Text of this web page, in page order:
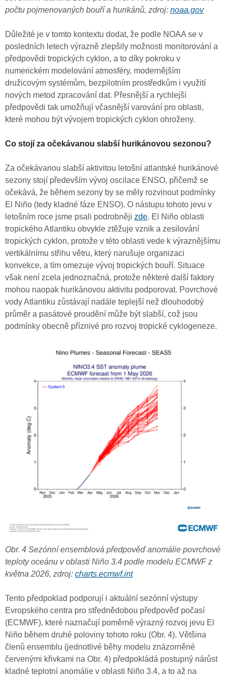
počtu pojmenovaných bouří a hurikánů, zdroj: noaa.gov
Důležité je v tomto kontextu dodat, že podle NOAA se v
posledních letech výrazně zlepšily možnosti monitorování a
předpovědi tropických cyklon, a to díky pokroku v
numerickém modelování atmosféry, modernějším
družicovým systémům, bezpilotním prostředkům i využití
nových metod zpracování dat. Přesnější a rychlejší
předpovědi tak umožňují včasnější varování pro oblasti,
které mohou být vývojem tropických cyklon ohroženy.
Co stojí za očekávanou slabší hurikánovou sezonou?
Za očekávanou slabší aktivitou letošní atlantské hurikánové
sezony stojí především vývoj oscilace ENSO, přičemž se
očekává, že během sezony by se měly rozvinout podmínky
El Niño (tedy kladné fáze ENSO). O nástupu tohoto jevu v
letošním roce jsme psali podrobněji zde. El Niño oblasti
tropického Atlantiku obvykle ztěžuje vznik a zesilování
tropických cyklon, protože v této oblasti vede k výraznějšímu
vertikálnímu střihu větru, který narušuje organizaci
konvekce, a tím omezuje vývoj tropických bouří. Situace
však není zcela jednoznačná, protože některé další faktory
mohou naopak hurikánovou aktivitu podporovat. Povrchové
vody Atlantiku zůstávají nadále teplejší než dlouhodobý
průměr a pasátové proudění může být slabší, což jsou
podmínky obecně příznivé pro rozvoj tropické cyklogeneze.
Obr. 4 Sezónní ensemblová předpověď anomálie povrchové
teploty oceánu v oblasti Niño 3.4 podle modelu ECMWF z
května 2026, zdroj: charts.ecmwf.int
Tento předpoklad podporují i aktuální sezónní výstupy
Evropského centra pro střednědobou předpověď počasí
(ECMWF), které naznačují poměrně výrazný rozvoj jevu El
Niño během druhé poloviny tohoto roku (Obr. 4). Většina
členů ensemblu (jednotlivé běhy modelu znázorněné
červenými křivkami na Obr. 4) předpokládá postupný nárůst
kladné teplotní anomálie v oblasti Niño 3.4, a to až na